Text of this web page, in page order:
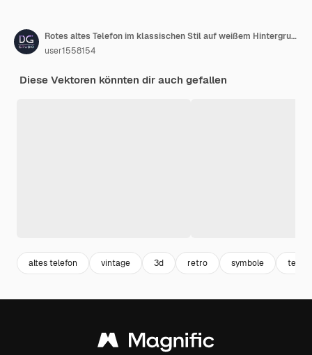
Rotes altes Telefon im klassischen Stil auf weißem Hintergrund Cartoon-Vektor-Illustration
user1558154
Diese Vektoren könnten dir auch gefallen
altes telefon vintage 3d retro symbole